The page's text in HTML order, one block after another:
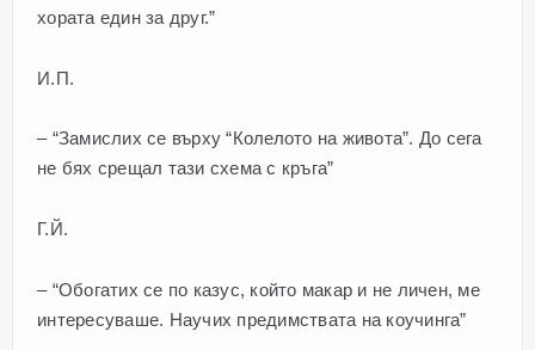
хората един за друг.”
И.П.
– “Замислих се върху “Колелото на живота”. До сега
не бях срещал тази схема с кръга”
Г.Й.
– “Обогатих се по казус, който макар и не личен, ме
интересуваше. Научих предимствата на коучинга”